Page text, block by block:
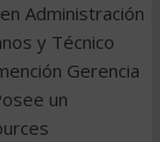
Administración
y Técnico
Gerencia
un